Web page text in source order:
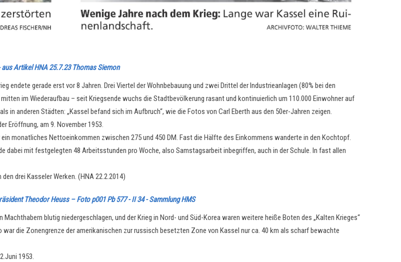
Artikel HNA 25.7.23 Thomas Siemon
gerade erst vor 8 Jahren. Drei Viertel der Wohnbebauung und zwei Drittel der Industrieanlagen (80% bei den
im Wiederaufbau – seit Kriegsende wuchs die Stadtbevölkerung rasant und kontinuierlich um 110.000 Einwohner auf
in anderen Städten: „Kassel befand sich im Aufbruch“, wie die Fotos von Carl Eberth aus den 50er-Jahren zeigen.
Eröffnung, am 9. November 1953.
monatliches Nettoeinkommen zwischen 275 und 450 DM. Fast die Hälfte des Einkommens wanderte in den Kochtopf.
dabei mit festgelegten 48 Arbeitsstunden pro Woche, also Samstagsarbeit inbegriffen, auch in der Schule. In fast allen
drei Kasseler Werken. (HNA 22.2.2014)
Theodor Heuss – Foto p001 Pb 577 - II 34 - Sammlung HMS
blutig niedergeschlagen, und der Krieg in Nord- und Süd-Korea waren weitere heiße Boten des „Kalten Krieges“
die Zonengrenze der amerikanischen zur russisch besetzten Zone von Kassel nur ca. 40 km als scharf bewachte
1953.